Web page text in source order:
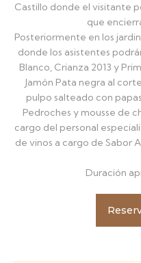
Castillo donde el visitante
que
Posteriormente en los
donde los asistentes
Blanco, Crianza 2013 y
Jamón Pata negra al
pulpo salteado con
Pedroches y mousse de
cargo del personal
de vinos a cargo de Sabor
Duración